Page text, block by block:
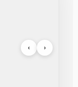
‹ ›